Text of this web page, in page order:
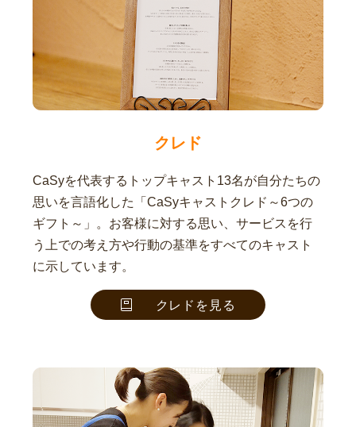
クレド
CaSyを代表するトップキャスト13名が自分たちの
思いを言語化した「CaSyキャストクレド～6つの
ギフト～」。お客様に対する思い、サービスを行
う上での考え方や行動の基準をすべてのキャスト
に示しています。
クレドを見る